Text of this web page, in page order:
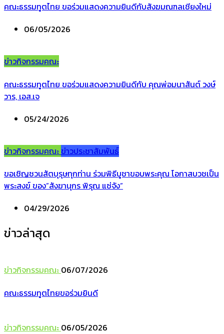
คณะธรรมทูตไทย ขอร่วมแสดงความยินดีกับสังฆมณฑลเชียงใหม่
06/05/2026
ข่าวกิจกรรมคณะ
คณะธรรมทูตไทย ขอร่วมแสดงความยินดีกับ คุณพ่อมนาสันต์ วงษ์
วาร, เอส.เจ
05/24/2026
ข่าวกิจกรรมคณะ ข่าวประชาสัมพันธ์
ขอเชิญชวนสัตบุรุษทุกท่าน ร่วมพิธีบูชาขอบพระคุณ โอกาสบวชเป็น
พระสงฆ์ ของ”สังฆานุกร พิรุณ แซ่จัง”
04/29/2026
ข่าวล่าสุด
ข่าวกิจกรรมคณะ 06/07/2026
คณะธรรมทูตไทยขอร่วมยินดี
ข่าวกิจกรรมคณะ 06/05/2026